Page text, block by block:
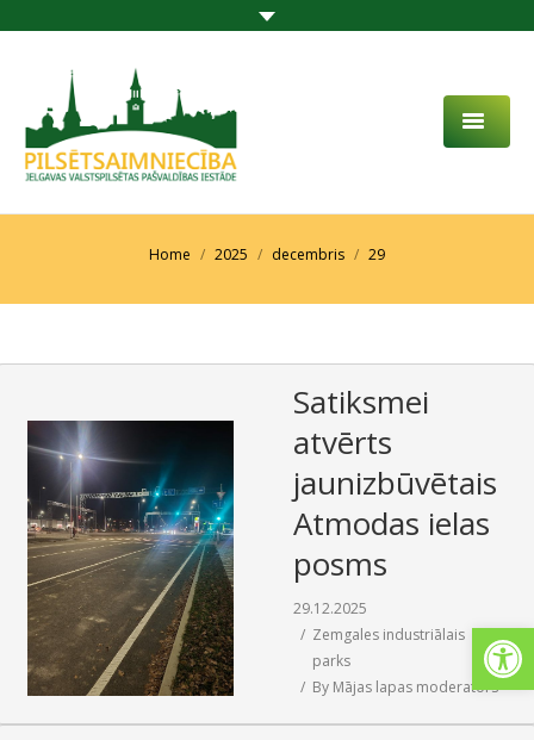
PAR MUMS
PAKALPOJUMI
SABIEDRĪBAS LĪDZDALĪBA
KONTAKTI
SAZIŅA
Home 2025 decembris 29
Satiksmei
atvērts
jaunizbūvētais
Atmodas ielas
posms
29.12.2025
Zemgales industriālais
parks
By Mājas lapas moderators